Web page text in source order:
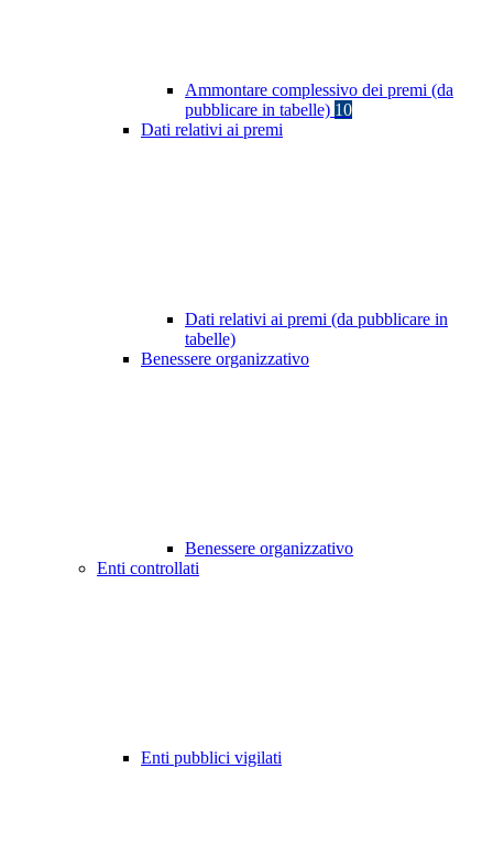
Ammontare complessivo dei premi (da
pubblicare in tabelle) 10
Dati relativi ai premi
Dati relativi ai premi (da pubblicare in
tabelle)
Benessere organizzativo
Benessere organizzativo
Enti controllati
Enti pubblici vigilati